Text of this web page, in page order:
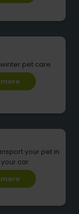
pet care
your pet in
your car